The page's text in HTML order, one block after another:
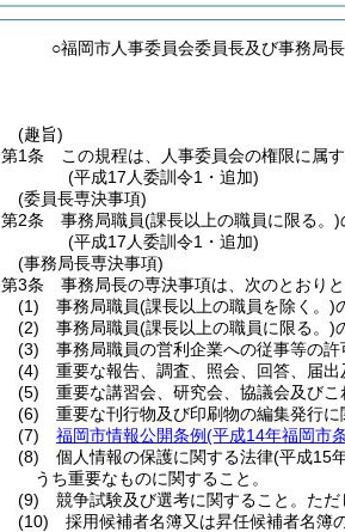
○福岡市人事委員会委員長及び事務局
(趣旨)
第1条
この規程は、人事委員会の権限に属
(平成17人委訓令1・追加)
(委員長専決事項)
第2条
事務局職員(課長以上の職員に限る。)
(平成17人委訓令1・追加)
(事務局長専決事項)
第3条
事務局長の専決事項は、次のとおりと
(1)
事務局職員(課長以上の職員を除く。)
(2)
事務局職員(課長以上の職員に限る。)
(3)
事務局職員の営利企業への従事等の許
(4)
重要な報告、調査、照会、回答、届出
(5)
重要な講習会、研究会、協議会及び
(6)
重要な刊行物及び印刷物の編集発行に
(7)
福岡市情報公開条例(平成14年福岡市
(8)
個人情報の保護に関する法律(平成15
うち重要なものに関すること。
(9)
競争試験及び選考に関すること。 ただ
(10)
採用候補者名簿又は昇任候補者名簿